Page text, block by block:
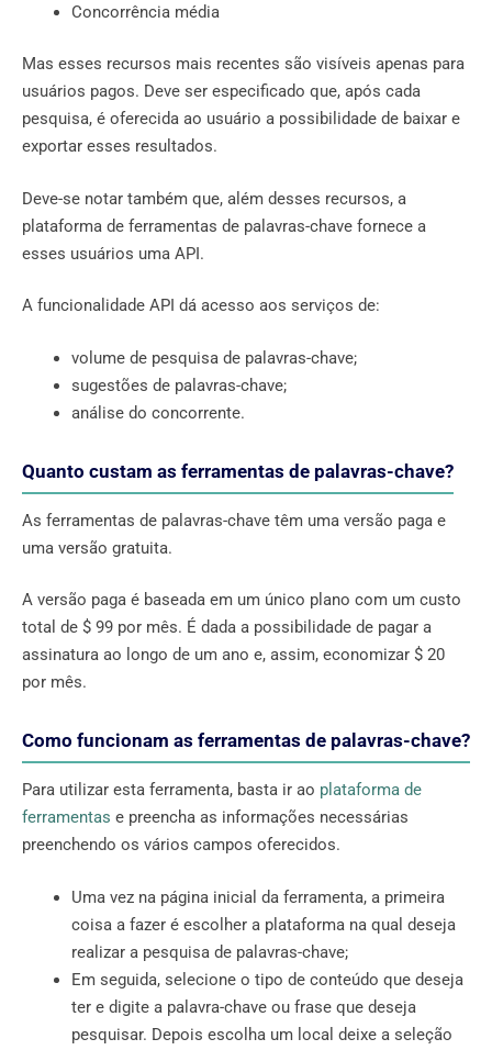
Concorrência média
Mas esses recursos mais recentes são visíveis apenas para
usuários pagos. Deve ser especificado que, após cada
pesquisa, é oferecida ao usuário a possibilidade de baixar e
exportar esses resultados.
Deve-se notar também que, além desses recursos, a
plataforma de ferramentas de palavras-chave fornece a
esses usuários uma API.
A funcionalidade API dá acesso aos serviços de:
volume de pesquisa de palavras-chave;
sugestões de palavras-chave;
análise do concorrente.
Quanto custam as ferramentas de palavras-chave?
As ferramentas de palavras-chave têm uma versão paga e
uma versão gratuita.
A versão paga é baseada em um único plano com um custo
total de $ 99 por mês. É dada a possibilidade de pagar a
assinatura ao longo de um ano e, assim, economizar $ 20
por mês.
Como funcionam as ferramentas de palavras-chave?
Para utilizar esta ferramenta, basta ir ao plataforma de
ferramentas e preencha as informações necessárias
preenchendo os vários campos oferecidos.
Uma vez na página inicial da ferramenta, a primeira
coisa a fazer é escolher a plataforma na qual deseja
realizar a pesquisa de palavras-chave;
Em seguida, selecione o tipo de conteúdo que deseja
ter e digite a palavra-chave ou frase que deseja
pesquisar. Depois escolha um local deixe a seleção